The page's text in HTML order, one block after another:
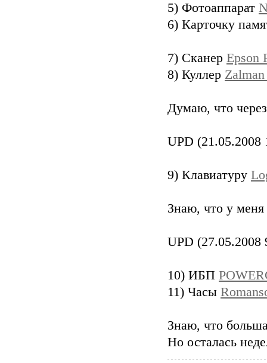
5) Фотоаппарат
6) Карточку
7) Сканер Epson
8) Куллер
Думаю, что
UPD
9) Клавиатуру
Знаю, что у меня
UPD (27.05.2008
10) ИБП
11) Часы
Знаю, что
Но осталась